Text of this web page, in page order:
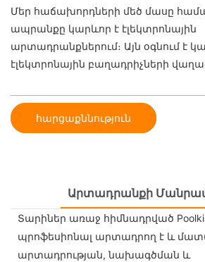
Մեր հաճախորդների մեծ մասը
ապրանքը կարևոր է էլեկտրոնային
արտադրանքներում։ Այն օգնում է
էլեկտրոնային բաղադրիչների
հարցաքննություն
Արտադրանքի
Տարիներ առաջ հիմնադրված
պրոֆեսիոնալ արտադրող է և
արտադրության, նախագծման և